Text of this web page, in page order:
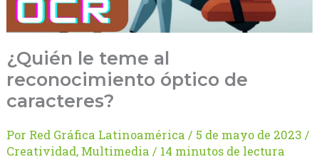
¿Quién le teme al
reconocimiento óptico de
caracteres?
Por Red Gráfica Latinoamérica / 5 de mayo de 2023 /
Creatividad, Multimedia / 14 minutos de lectura